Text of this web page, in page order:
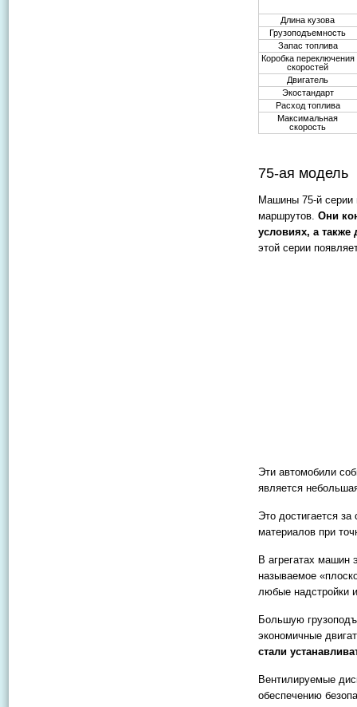
Длина кузова
Грузоподъемность
Запас топлива
Коробка переключения
скоростей
Двигатель
Экостандарт
Расход топлива
Максимальная
скорость
75-ая модель
Машины 75-й серии
маршрутов. Они
условиях, а
этой серии
Эти автомобили
является
Это достигается
материалов при
В агрегатах машин
называемое
любые надстройки
Большую
экономичные
стали
Вентилируемые
обеспечению